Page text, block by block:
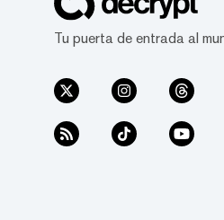
Tu puerta de entrada al